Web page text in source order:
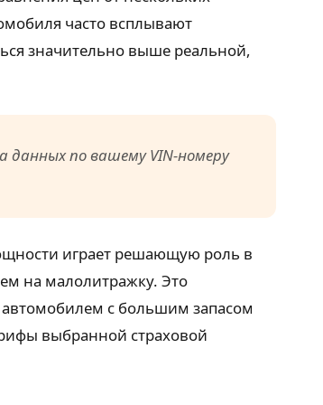
часто всплывают
значительно выше реальной,
по вашему VIN-номеру
играет решающую роль в
на малолитражку. Это
с большим запасом
выбранной страховой